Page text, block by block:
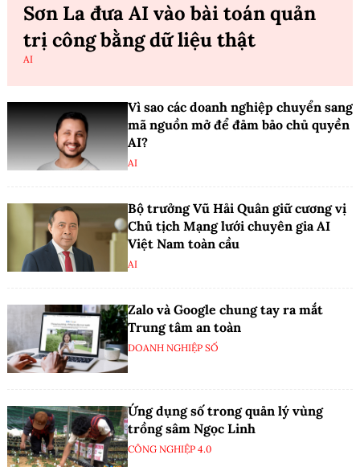
Sơn La đưa AI vào bài toán quản
trị công bằng dữ liệu thật
AI
Vì sao các doanh nghiệp chuyển sang
mã nguồn mở để đảm bảo chủ quyền
AI?
AI
Bộ trưởng Vũ Hải Quân giữ cương vị
Chủ tịch Mạng lưới chuyên gia AI
Việt Nam toàn cầu
AI
Zalo và Google chung tay ra mắt
Trung tâm an toàn
DOANH NGHIỆP SỐ
Ứng dụng số trong quản lý vùng
trồng sâm Ngọc Linh
CÔNG NGHIỆP 4.0